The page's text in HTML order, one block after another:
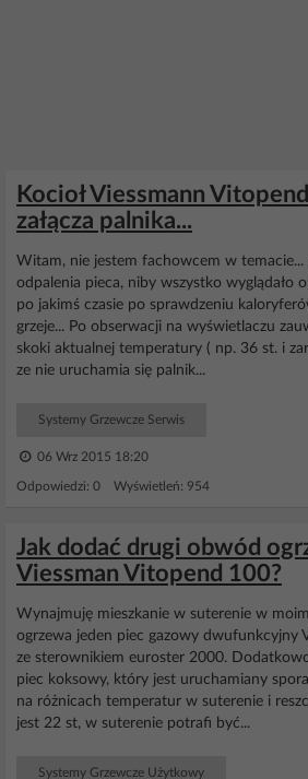
Kocioł Viessmann
załącza palnika...
Witam, nie jestem fachowcem w temacie...
odpalenia pieca, niby wszystko wyglądało
po jakimś czasie po sprawdzeniu
grzeje... Po obserwacji na wyświetlaczu
skoki aktualnej temperatury ( np. 36 st. i
ze nie uruchamia się palnik...
Systemy Grzewcze Serwis
06 Wrz 2015 18:20
Odpowiedzi: 0 Wyświetleń: 954
Jak dodać drugi obwód
Viessman Vitopend 100?
Wynajmuję mieszkanie w suterenie w
ogrzewa jeden piec gazowy dwufunkcyjny
ze sterownikiem euroster 2000.
piec koksowy, który jest uruchamiany
na różnicach temperatur w suterenie i
jest 22 st, w suterenie potrafi być...
Systemy Grzewcze Użytkowy